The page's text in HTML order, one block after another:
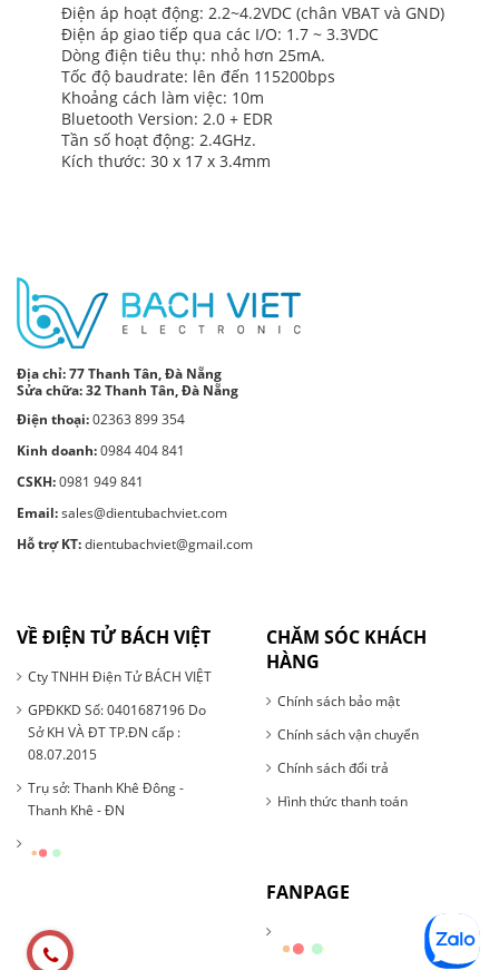
Điện áp hoạt động: 2.2~4.2VDC (chân VBAT và GND)
Điện áp giao tiếp qua các I/O: 1.7 ~ 3.3VDC
Dòng điện tiêu thụ: nhỏ hơn 25mA.
Tốc độ baudrate: lên đến 115200bps
Khoảng cách làm việc: 10m
Bluetooth Version: 2.0 + EDR
Tần số hoạt động: 2.4GHz.
Kích thước: 30 x 17 x 3.4mm
Địa chỉ:77 Thanh Tân, Đà Nẵng
Sửa chữa: 32 Thanh Tân, Đà Nẵng
Điện thoại:02363 899 354
Kinh doanh:0984 404 841
CSKH:0981 949 841
Email:sales@dientubachviet.com
Hỗ trợ KT:dientubachviet@gmail.com
VỀ ĐIỆN TỬ BÁCH VIỆT
Cty TNHH Điện Tử BÁCH VIỆT
GPĐKKD Số: 0401687196 Do
Sở KH VÀ ĐT TP.ĐN cấp :
08.07.2015
Trụ sở: Thanh Khê Đông -
Thanh Khê - ĐN
CHĂM SÓC KHÁCH
HÀNG
Chính sách bảo mật
Chính sách vận chuyển
Chính sách đổi trả
Hình thức thanh toán
FANPAGE